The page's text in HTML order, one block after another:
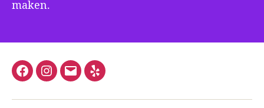
maken.
FacebookInstagram
E-
Yelp